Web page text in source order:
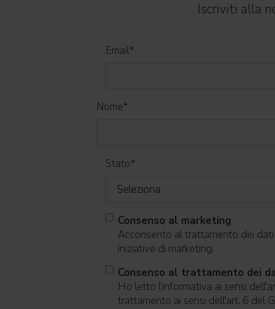
Iscriviti alla
Email*
Nome*
Stato*
Consenso al marketing
Acconsento al trattamento dei
iniziative di marketing.
Consenso al trattamento dei
Ho letto l'informativa ai sensi
trattamento ai sensi dell'art. 6 del